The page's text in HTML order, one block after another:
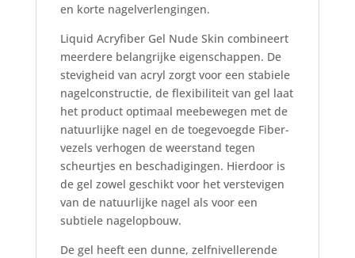
en korte nagelverlengingen.
Liquid Acryfiber Gel Nude Skin combineert
meerdere belangrijke eigenschappen. De
stevigheid van acryl zorgt voor een stabiele
nagelconstructie, de flexibiliteit van gel laat
het product optimaal meebewegen met de
natuurlijke nagel en de toegevoegde Fiber-
vezels verhogen de weerstand tegen
scheurtjes en beschadigingen. Hierdoor is
de gel zowel geschikt voor het verstevigen
van de natuurlijke nagel als voor een
subtiele nagelopbouw.
De gel heeft een dunne, zelfnivellerende